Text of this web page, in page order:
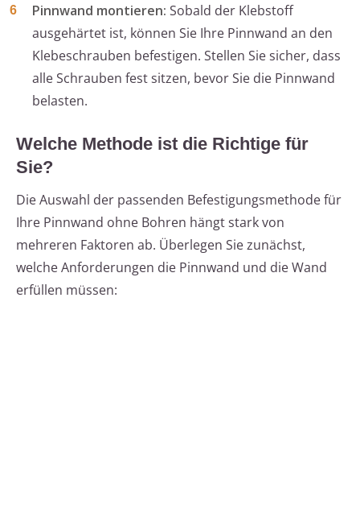
Pinnwand montieren: Sobald der Klebstoff
ausgehärtet ist, können Sie Ihre Pinnwand an den
Klebeschrauben befestigen. Stellen Sie sicher, dass
alle Schrauben fest sitzen, bevor Sie die Pinnwand
belasten.
Welche Methode ist die Richtige für
Sie?
Die Auswahl der passenden Befestigungsmethode für
Ihre Pinnwand ohne Bohren hängt stark von
mehreren Faktoren ab. Überlegen Sie zunächst,
welche Anforderungen die Pinnwand und die Wand
erfüllen müssen: